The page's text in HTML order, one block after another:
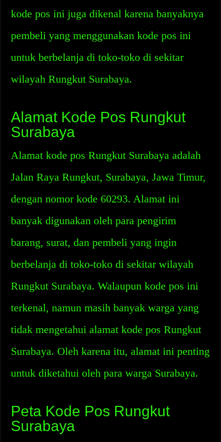
kode pos ini juga dikenal karena banyaknya
pembeli yang menggunakan kode pos ini
untuk berbelanja di toko-toko di sekitar
wilayah Rungkut Surabaya.
Alamat Kode Pos Rungkut
Surabaya
Alamat kode pos Rungkut Surabaya adalah
Jalan Raya Rungkut, Surabaya, Jawa Timur,
dengan nomor kode 60293. Alamat ini
banyak digunakan oleh para pengirim
barang, surat, dan pembeli yang ingin
berbelanja di toko-toko di sekitar wilayah
Rungkut Surabaya. Walaupun kode pos ini
terkenal, namun masih banyak warga yang
tidak mengetahui alamat kode pos Rungkut
Surabaya. Oleh karena itu, alamat ini penting
untuk diketahui oleh para warga Surabaya.
Peta Kode Pos Rungkut
Surabaya